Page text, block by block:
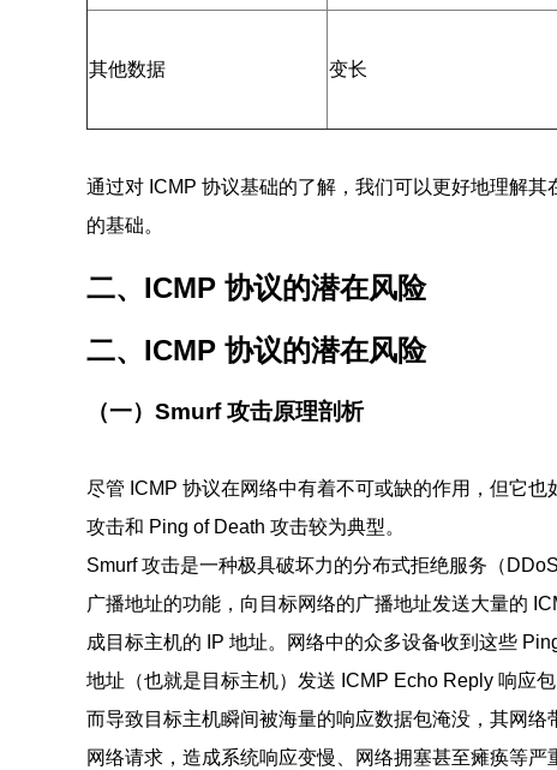
其他数据 变长
通过对 ICMP 协议基础的了解，我们可以更好地理解
的基础。
二、ICMP 协议的潜在风险
二、ICMP 协议的潜在风险
（一）Smurf 攻击原理剖析
尽管 ICMP 协议在网络中有着不可或缺的作用，但它
攻击和 Ping of Death 攻击较为典型。
Smurf 攻击是一种极具破坏力的分布式拒绝服务（
广播地址的功能，向目标网络的广播地址发送大量的
成目标主机的 IP 地址。网络中的众多设备收到这些
地址（也就是目标主机）发送 ICMP Echo Reply 响应
而导致目标主机瞬间被海量的响应数据包淹没，其网
网络请求，造成系统响应变慢、网络拥塞甚至瘫痪等严